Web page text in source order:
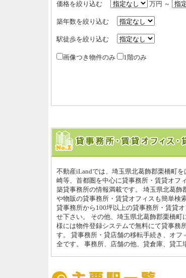
価格を絞り込む 万円 ～
築年数を絞り込む
駅徒歩を絞り込む
画像つき物件のみ 1階のみ
不動産iLandでは、埼玉県北葛飾郡栗橋町
崎等、首都圏を中心に貸事務所・賃貸オフ
築貸事務所の情報満載です。 埼玉県北葛
や物販の貸事務所・賃貸オフィスも簡単検
貸事務所から100坪以上の貸事務所・賃貸
せ下さい。 その他、埼玉県北葛飾郡栗橋
様には物件登録システムで無料にて貸事務
す。 貸事務所・貸店舗の移転手続き、オ
全です。 事務所、店舗の他、貸倉庫、貸工